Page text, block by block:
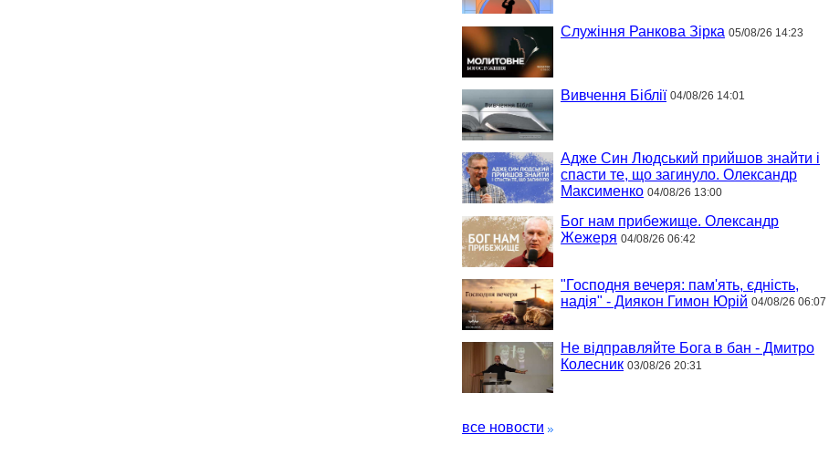
Служіння Ранкова Зірка 05/08/26 14:23
Вивчення Біблії 04/08/26 14:01
Адже Син Людський прийшов знайти і
спасти те, що загинуло. Олександр
Максименко 04/08/26 13:00
Бог нам прибежище. Олександр
Жежеря 04/08/26 06:42
"Господня вечеря: пам'ять, єдність,
надія" - Диякон Гимон Юрій 04/08/26 06:07
Не відправляйте Бога в бан - Дмитро
Колесник 03/08/26 20:31
все новости